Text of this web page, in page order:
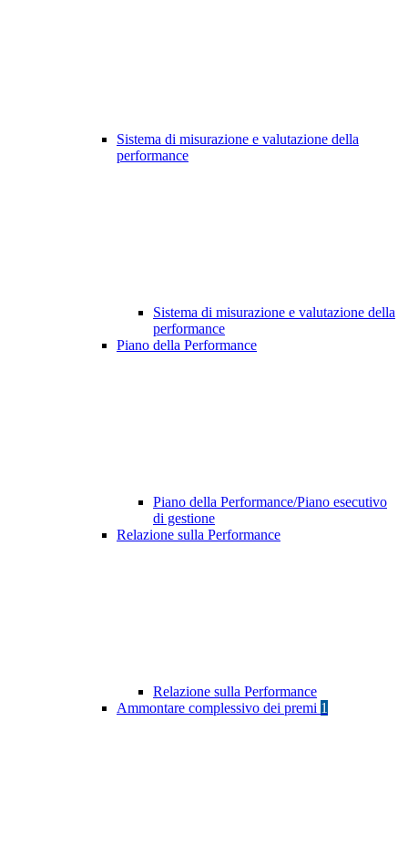
Sistema di misurazione e valutazione della
performance
Sistema di misurazione e valutazione della
performance
Piano della Performance
Piano della Performance/Piano esecutivo
di gestione
Relazione sulla Performance
Relazione sulla Performance
Ammontare complessivo dei premi 1